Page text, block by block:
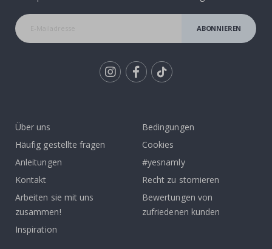
ABONNIEREN
Über uns
Häufig gestellte fragen
Anleitungen
Kontakt
Arbeiten sie mit uns
zusammen!
Inspiration
Bedingungen
Cookies
#yesnamly
Recht zu stornieren
Bewertungen von
zufriedenen kunden